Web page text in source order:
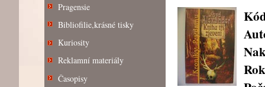
Pragensie
Bibliofilie,krásné tisky
Kuriosity
Reklamní materiály
Časopisy